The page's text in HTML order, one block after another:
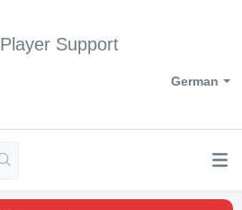
Player Support
German